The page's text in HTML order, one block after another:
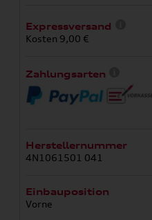
Expressversand
Kosten 9,00 €
Zahlungsarten
Herstellernummer
4N1061501 041
Einbauposition
Vorne